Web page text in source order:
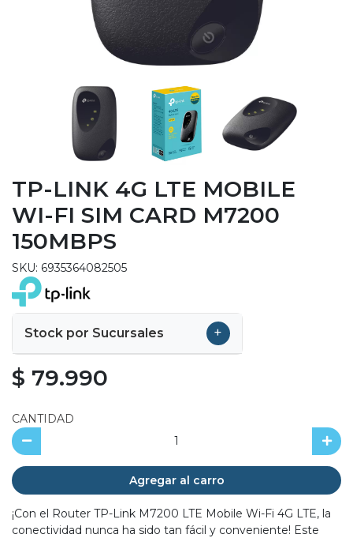
TP-LINK 4G LTE MOBILE
WI-FI SIM CARD M7200
150MBPS
SKU: 6935364082505
Stock por Sucursales +
$ 79.990
CANTIDAD
Agregar al carro
¡Con el Router TP-Link M7200 LTE Mobile Wi-Fi 4G LTE, la
conectividad nunca ha sido tan fácil y conveniente! Este